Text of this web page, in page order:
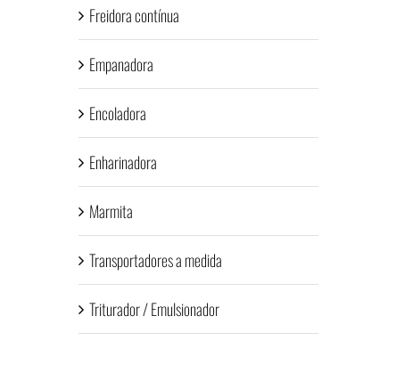
Freidora contínua
Empanadora
Encoladora
Enharinadora
Marmita
Transportadores a medida
Triturador / Emulsionador